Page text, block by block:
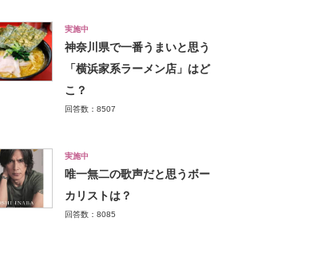
実施中
神奈川県で一番うまいと思う
「横浜家系ラーメン店」はど
こ？
回答数：8507
実施中
唯一無二の歌声だと思うボー
カリストは？
回答数：8085